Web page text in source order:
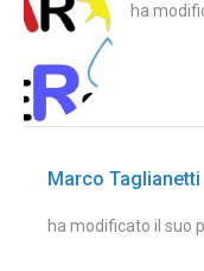
ha
Marco Taglianetti
ha modificato il suo